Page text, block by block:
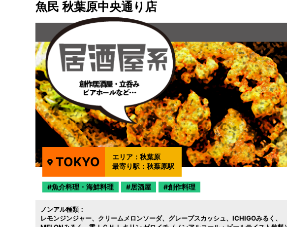
魚民 秋葉原中央通り店
TOKYO エリア：秋葉原
最寄り駅：秋葉原駅
魚介料理・海鮮料理 居酒屋 創作料理
ノンアル種類：
レモンジンジャー
クリームメロンソーダ グレープスカッシュ
ICHIGOみるく